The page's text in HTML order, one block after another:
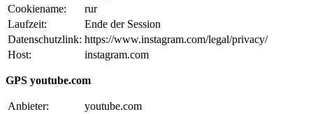
Cookiename:
rur
Laufzeit:
Ende der Session
Datenschutzlink: https://www.instagram.com/legal/privacy/
Host:
instagram.com
GPS youtube.com
Anbieter:
youtube.com